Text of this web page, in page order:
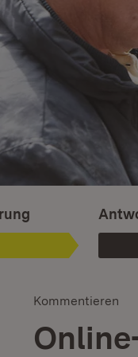
Kommentieren